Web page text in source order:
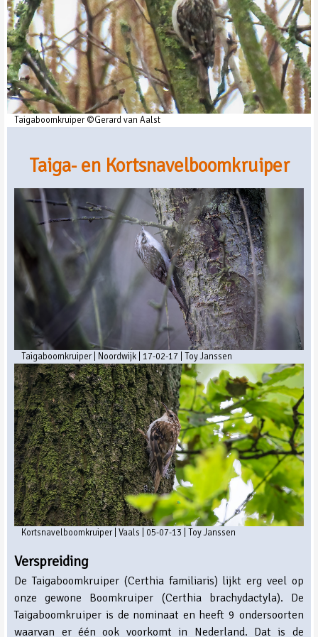
Taigaboomkruiper ©Gerard van Aalst
Taiga- en Kortsnavelboomkruiper
Taigaboomkruiper | Noordwijk | 17-02-17 | Toy Janssen
Kortsnavelboomkruiper | Vaals | 05-07-13 | Toy Janssen
Verspreiding
De Taigaboomkruiper (Certhia familiaris) lijkt erg veel op
onze gewone Boomkruiper (Certhia brachydactyla). De
Taigaboomkruiper is de nominaat en heeft 9 ondersoorten
waarvan er één ook voorkomt in Nederland. Dat is de